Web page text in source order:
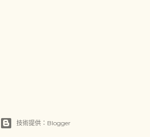
技術提供：Blogger